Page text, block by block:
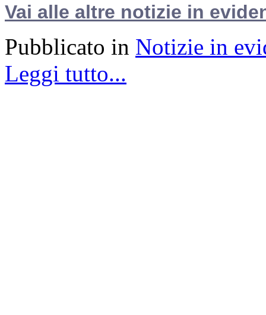
Vai alle altre notizie in
Pubblicato in Notizie in
Leggi tutto...